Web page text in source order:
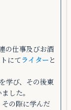
の仕事及びお酒
にてライター と
学び、その後東
した。
の際に学んだ